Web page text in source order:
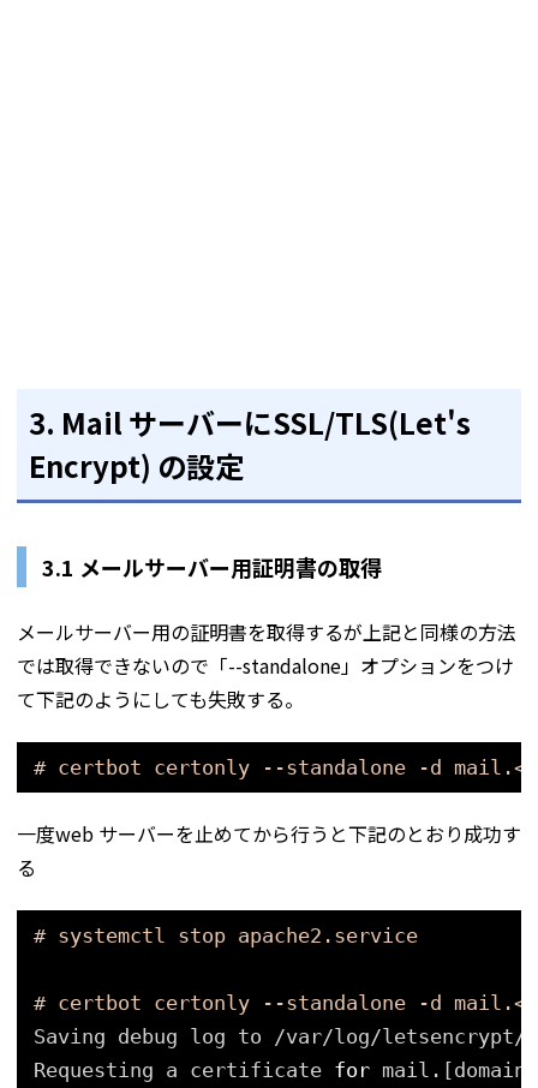
3. Mail サーバーにSSL/TLS(Let's
Encrypt) の設定
3.1 メールサーバー用証明書の取得
メールサーバー用の証明書を取得するが上記と同様の方法
では取得できないので「--standalone」オプションをつけ
て下記のようにしても失敗する。
# certbot certonly --standalone -d
一度web サーバーを止めてから行うと下記のとおり成功す
る
# systemctl stop apache2.service
# certbot certonly --standalone -d
Saving debug log to /var/log/letsencrypt/
Requesting a certificate for mail.[domain]